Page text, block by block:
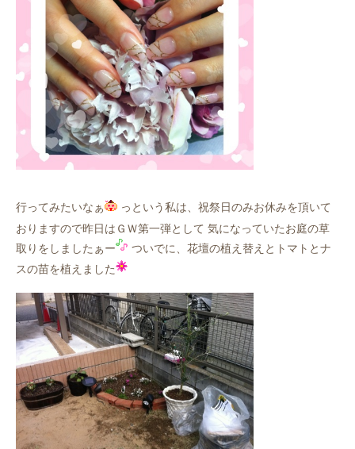
行ってみたいなぁ
っという私は、祝祭日のみお休みを頂いて
おりますので昨日はＧＷ第一弾として 気になっていたお庭の草
取りをしましたぁー
ついでに、花壇の植え替えとトマトとナ
スの苗を植えました